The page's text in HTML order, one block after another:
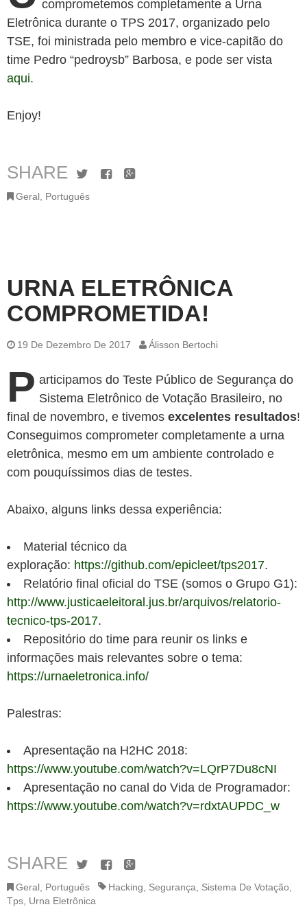
comprometemos completamente a Urna
Eletrônica durante o TPS 2017, organizado pelo
TSE, foi ministrada pelo membro e vice-capitão do
time Pedro “pedroysb” Barbosa, e pode ser vista
aqui.
Enjoy!
SHARE TwitterFacebook
Google+
Geral, Português
URNA ELETRÔNICA
COMPROMETIDA!
19 De Dezembro De 2017 Álisson Bertochi
P articipamos do Teste Público de Segurança do
Sistema Eletrônico de Votação Brasileiro, no
final de novembro, e tivemos excelentes resultados!
Conseguimos comprometer completamente a urna
eletrônica, mesmo em um ambiente controlado e
com pouquíssimos dias de testes.
Abaixo, alguns links dessa experiência:
Material técnico da
exploração: https://github.com/epicleet/tps2017.
Relatório final oficial do TSE (somos o Grupo G1):
http://www.justicaeleitoral.jus.br/arquivos/relatorio-
tecnico-tps-2017.
Repositório do time para reunir os links e
informações mais relevantes sobre o tema:
https://urnaeletronica.info/
Palestras:
Apresentação na H2HC 2018:
https://www.youtube.com/watch?v=LQrP7Du8cNI
Apresentação no canal do Vida de Programador:
https://www.youtube.com/watch?v=rdxtAUPDC_w
SHARE TwitterFacebook
Google+
Geral Português Hacking Segurança Sistema De Votação
Tps Urna Eletrônica